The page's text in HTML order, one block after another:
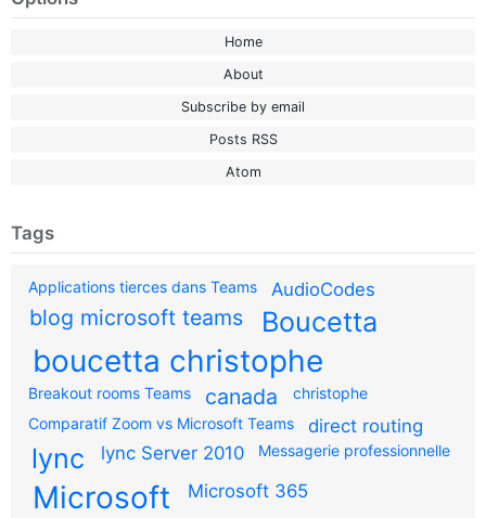
Home
About
Subscribe by email
Posts RSS
Atom
Tags
Applications tierces dans Teams AudioCodes
blog microsoft teams Boucetta
boucetta christophe
Breakout rooms Teams canada
christophe
Comparatif Zoom vs Microsoft Teams
direct routing
lync lync Server 2010 Messagerie professionnelle
Microsoft Microsoft 365